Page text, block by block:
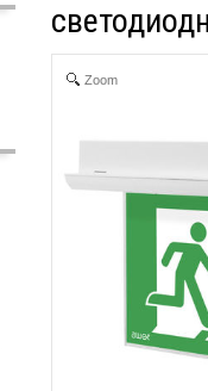
Zoom